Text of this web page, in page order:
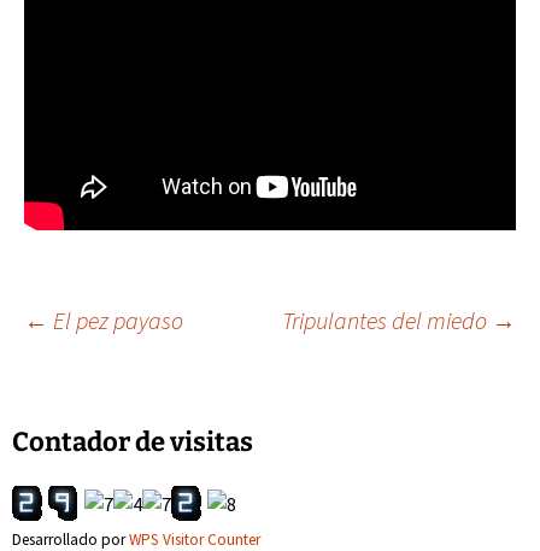
Navegación
de
entradas
← El pez payaso Tripulantes del miedo →
Contador de visitas
Desarrollado porWPS Visitor Counter